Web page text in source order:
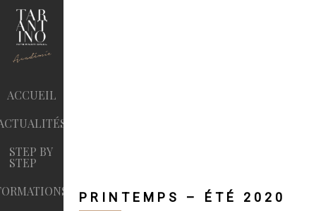
ACCUEIL
STEP BY
STEP
PRINTEMPS – ÉTÉ 2020